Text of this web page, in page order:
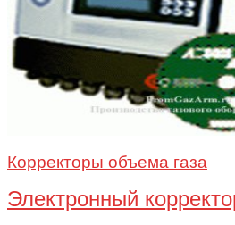
Корректоры объема газа
Электронный